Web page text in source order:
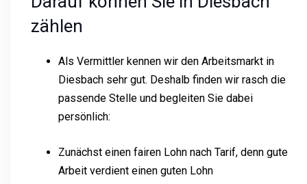
zählen
Als Vermittler kennen wir den Arbeitsmarkt in
Diesbach sehr gut. Deshalb finden wir rasch die
passende Stelle und begleiten Sie dabei
persönlich:
Zunächst einen fairen Lohn nach Tarif, denn gute
Arbeit verdient einen guten Lohn